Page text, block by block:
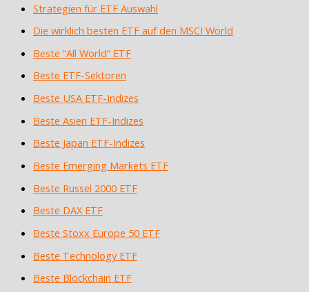
Strategien für ETF Auswahl
Die wirklich besten ETF auf den MSCI World
Beste “All World” ETF
Beste ETF-Sektoren
Beste USA ETF-Indizes
Beste Asien ETF-Indizes
Beste Japan ETF-Indizes
Beste Emerging Markets ETF
Beste Russel 2000 ETF
Beste DAX ETF
Beste Stoxx Europe 50 ETF
Beste Technology ETF
Beste Blockchain ETF